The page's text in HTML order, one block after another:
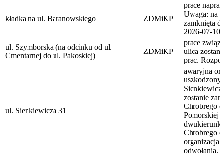
kładka na ul. Baranowskiego ZDMiKP
prace
Uwaga: na
zamknięta
2026-07-10
ul. Szymborska (na odcinku od ul.
Cmentarnej do ul. Pakoskiej)
ZDMiKP
prace
ulica
prac.
ul. Sienkiewicza 31
awaryjna
zostanie
Chrobrego
Chrobrego
odwołania.